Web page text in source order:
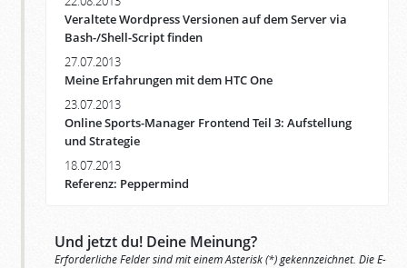
Veraltete Wordpress Versionen auf dem Server via
Bash-/Shell-Script finden
27.07.2013
Meine Erfahrungen mit dem HTC One
23.07.2013
Online Sports-Manager Frontend Teil 3: Aufstellung
und Strategie
18.07.2013
Referenz: Peppermind
Und jetzt du! Deine Meinung?
Erforderliche Felder sind mit einem Asterisk (*) gekennzeichnet. Die E-